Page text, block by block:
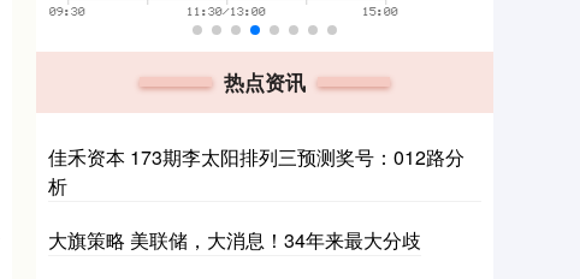
热点资讯
佳禾资本 173期李太阳排列三预测奖号：012路分
析
大旗策略 美联储，大消息！34年来最大分歧